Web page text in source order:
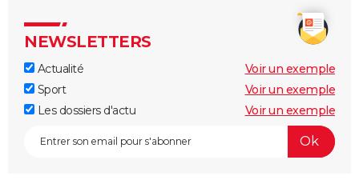
NEWSLETTERS
Actualité
Voir un exemple
Sport
Voir un exemple
Les dossiers d'actu
Voir un exemple